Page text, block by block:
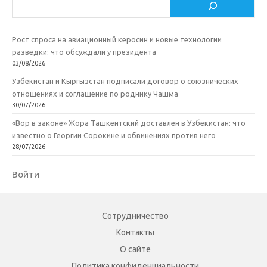
Рост спроса на авиационный керосин и новые технологии
разведки: что обсуждали у президента
03/08/2026
Узбекистан и Кыргызстан подписали договор о союзнических
отношениях и соглашение по роднику Чашма
30/07/2026
«Вор в законе» Жора Ташкентский доставлен в Узбекистан: что
известно о Георгии Сорокине и обвинениях против него
28/07/2026
Войти
Сотрудничество
Контакты
О сайте